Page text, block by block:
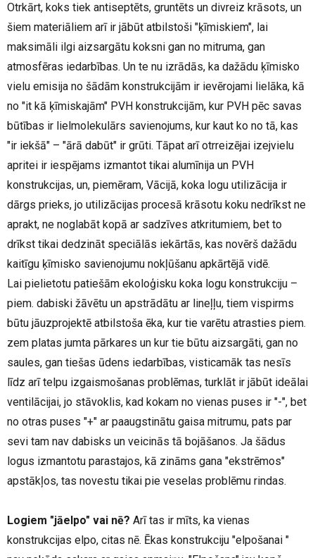
Otrkārt, koks tiek antiseptēts, gruntēts un divreiz krāsots, un
šiem materiāliem arī ir jābūt atbilstoši "ķīmiskiem", lai
maksimāli ilgi aizsargātu koksni gan no mitruma, gan
atmosfēras iedarbības. Un te nu izrādās, ka dažādu ķīmisko
vielu emisija no šādām konstrukcijām ir ievērojami lielāka, kā
no "it kā ķīmiskajām" PVH konstrukcijām, kur PVH pēc savas
būtības ir lielmolekulārs savienojums, kur kaut ko no tā, kas
"ir iekšā" – "ārā dabūt" ir grūti. Tāpat arī otrreizējai izejvielu
apritei ir iespējams izmantot tikai alumīnija un PVH
konstrukcijas, un, piemēram, Vācijā, koka logu utilizācija ir
dārgs prieks, jo utilizācijas procesā krāsotu koku nedrīkst ne
aprakt, ne noglabāt kopā ar sadzīves atkritumiem, bet to
drīkst tikai dedzināt speciālās iekārtās, kas novērš dažādu
kaitīgu ķīmisko savienojumu nokļūšanu apkārtējā vidē.
Lai pielietotu patiešām ekoloģisku koka logu konstrukciju –
piem. dabiski žāvētu un apstrādātu ar lineļļu, tiem vispirms
būtu jāuzprojektē atbilstoša ēka, kur tie varētu atrasties piem.
zem platas jumta pārkares un kur tie būtu aizsargāti, gan no
saules, gan tiešas ūdens iedarbības, visticamāk tas nesīs
līdz arī telpu izgaismošanas problēmas, turklāt ir jābūt ideālai
ventilācijai, jo stāvoklis, kad kokam no vienas puses ir "-", bet
no otras puses "+" ar paaugstinātu gaisa mitrumu, pats par
sevi tam nav dabisks un veicinās tā bojāšanos. Ja šādus
logus izmantotu parastajos, kā zināms gana "ekstrēmos"
apstākļos, tas novestu tikai pie veselas problēmu rindas.
Logiem "jāelpo" vai nē? Arī tas ir mīts, ka vienas
konstrukcijas elpo, citas nē. Ēkas konstrukciju "elpošanai "